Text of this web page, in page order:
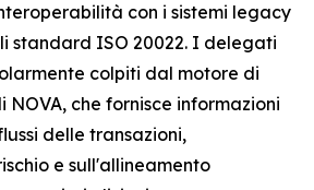
con i sistemi legacy
standard ISO 20022. I delegati
colpiti dal motore di
che fornisce informazioni
delle transazioni,
e sull'allineamento